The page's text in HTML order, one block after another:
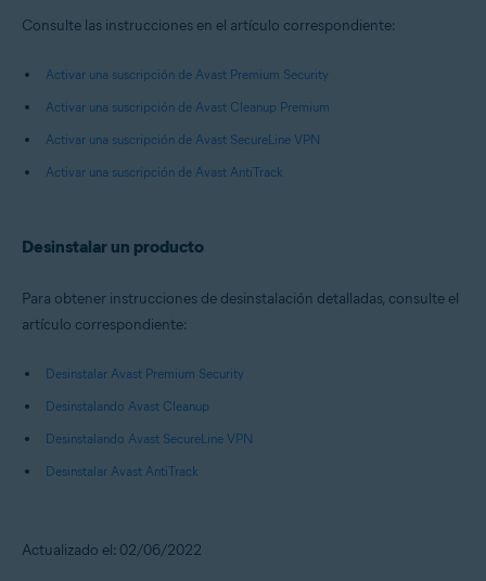
Consulte las instrucciones en el artículo correspondiente:
Activar una suscripción de Avast Premium Security
Activar una suscripción de Avast Cleanup Premium
Activar una suscripción de Avast SecureLine VPN
Activar una suscripción de Avast AntiTrack
Desinstalar un producto
Para obtener instrucciones de desinstalación detalladas, consulte el
artículo correspondiente:
Desinstalar Avast Premium Security
Desinstalando Avast Cleanup
Desinstalando Avast SecureLine VPN
Desinstalar Avast AntiTrack
Actualizado el: 02/06/2022